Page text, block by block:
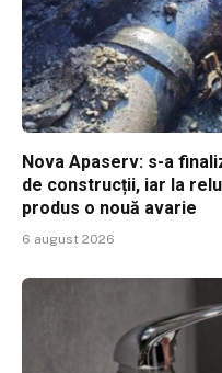
Nova Apaserv: s-a
de construcții, iar la
produs o nouă avarie
6 august 2026